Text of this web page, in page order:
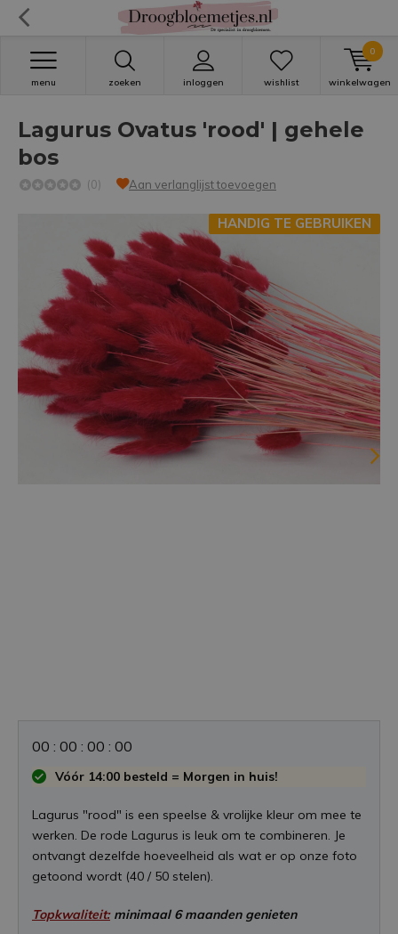
zoeken inloggen
menu wishlist winkelwagen
0
Lagurus Ovatus 'rood' | gehele
bos
(0) Aan verlanglijst toevoegen
HANDIG TE GEBRUIKEN
00 : 00 : 00 : 00
Vóór 14:00 besteld = Morgen in huis!
Lagurus "rood" is een speelse & vrolijke kleur om mee te
werken. De rode Lagurus is leuk om te combineren. Je
ontvangt dezelfde hoeveelheid als wat er op onze foto
getoond wordt (40 / 50 stelen).
Topkwaliteit:minimaal 6 maanden genieten